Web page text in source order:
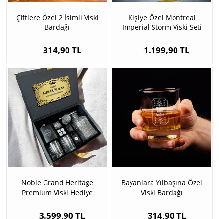
Çiftlere Özel 2 İsimli Viski
Bardağı
314,90 TL
Kişiye Özel Montreal
Imperial Storm Viski Seti
1.199,90 TL
Noble Grand Heritage
Premium Viski Hediye
3.599,90 TL
Bayanlara Yılbaşına Özel
Viski Bardağı
314,90 TL